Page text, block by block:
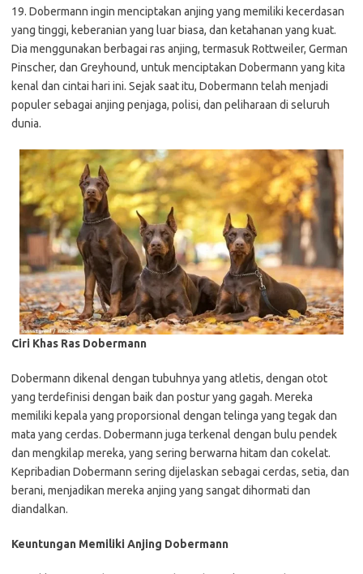
19. Dobermann ingin menciptakan anjing yang memiliki kecerdasan
yang tinggi, keberanian yang luar biasa, dan ketahanan yang kuat.
Dia menggunakan berbagai ras anjing, termasuk Rottweiler, German
Pinscher, dan Greyhound, untuk menciptakan Dobermann yang kita
kenal dan cintai hari ini. Sejak saat itu, Dobermann telah menjadi
populer sebagai anjing penjaga, polisi, dan peliharaan di seluruh
dunia.
Ciri Khas Ras Dobermann
Dobermann dikenal dengan tubuhnya yang atletis, dengan otot
yang terdefinisi dengan baik dan postur yang gagah. Mereka
memiliki kepala yang proporsional dengan telinga yang tegak dan
mata yang cerdas. Dobermann juga terkenal dengan bulu pendek
dan mengkilap mereka, yang sering berwarna hitam dan cokelat.
Kepribadian Dobermann sering dijelaskan sebagai cerdas, setia, dan
berani, menjadikan mereka anjing yang sangat dihormati dan
diandalkan.
Keuntungan Memiliki Anjing Dobermann